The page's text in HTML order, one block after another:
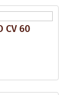
CV 60